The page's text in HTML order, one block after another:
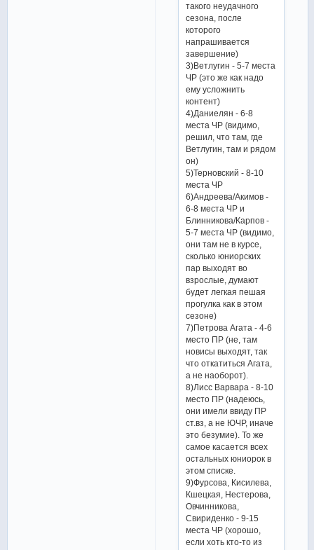
такого неудачного
сезона, после
которого
напрашивается
завершение)
3)Ветлугин - 5-7 места
ЧР (это же как надо
ему усложнить
контент)
4)Даниелян - 6-8
места ЧР (видимо,
решил, что там, где
Ветлугин, там и рядом
он)
5)Терновский - 8-10
места ЧР
6)Андреева/Акимов -
6-8 места ЧР и
Блинникова/Карпов -
5-7 места ЧР (видимо,
они там не в курсе,
сколько юниорских
пар выходят во
взрослые, думают
будет легкая пешая
прогулка как в этом
сезоне)
7)Петрова Агата - 4-6
место ПР (не, там
новисы выходят, так
что откатиться Агата,
а не наоборот).
8)Лисс Варвара - 8-10
место ПР (надеюсь,
они имели ввиду ПР
ст.вз, а не ЮЧР, иначе
это безумие). То же
самое касается всех
остальных юниорок в
этом списке.
9)Фурсова, Кисилева,
Кшецкая, Нестерова,
Овчинникова,
Свириденко - 9-15
места ЧР (хорошо,
если хоть кто-то из